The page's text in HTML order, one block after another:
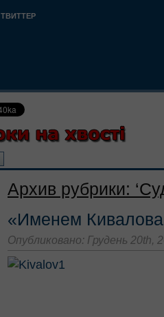
ТВИТТЕР
Архив рубрики:
«Именем
Опубликовано: Грудень 20th,